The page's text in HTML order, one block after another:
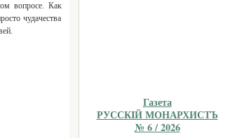
вопросе. Как
чудачества
Газета
РУССКIЙ МОНАРХИСТЪ
№ 6 / 2026